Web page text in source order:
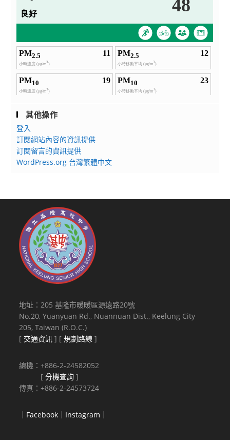
其他操作
登入
訂閱網站內容的資訊提供
訂閱留言的資訊提供
WordPress.org 台灣繁體中文
地址：205 基隆市暖暖區源遠路20號
No.20, Yuanyuan Rd., Nuannuan Dist., Keelung City
205, Taiwan (R.O.C.)
[ 交通資訊 ] [規劃路線 ]
總機：+886-2-24582052
[分機查詢 ]
傳真：+886-2-24573724
｜ Facebook ｜ Instagram ｜